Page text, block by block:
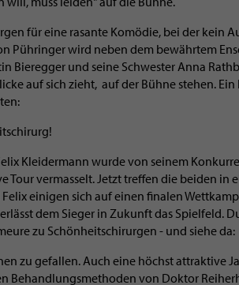
für eine rasante Komödie, bei der kein
Pühringer wird neben dem bewährtem
Bieregger und seine Schwester Anna
auf sich zieht, auf der Bühne stehen.
Kleidermann wurde von seinem
Tour vermasselt. Jetzt treffen die beiden in
einigen sich auf einen finalen
dem Sieger in Zukunft das Spielfeld.
zu Schönheitschirurgen - und siehe da:
zu gefallen. Auch eine höchst attraktive
Behandlungsmethoden von Doktor